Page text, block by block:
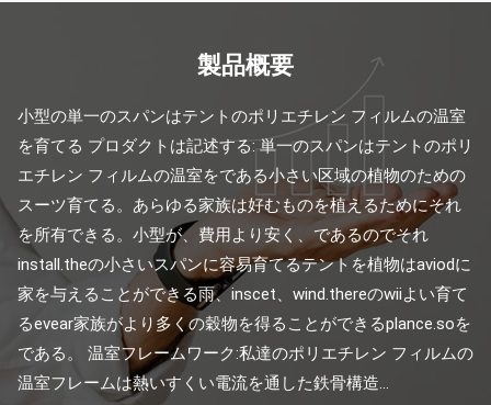
製品概要
小型の単一のスパンはテントのポリエチレン フィルムの温室
を育てる プロダクトは記述する: 単一のスパンはテントのポリ
エチレン フィルムの温室をである小さい区域の植物のための
スーツ育てる。あらゆる家族は好むものを植えるためにそれ
を所有できる。小型が、費用より安く、であるのでそれ
install.theの小さいスパンに容易育てるテントを植物はaviodに
家を与えることができる雨、inscet、wind.thereのwiiよい育て
るevear家族がより多くの穀物を得ることができるplance.soを
である。 温室フレームワーク:私達のポリエチレン フィルムの
温室フレームは熱いすくい電流を通した鉄骨構造...